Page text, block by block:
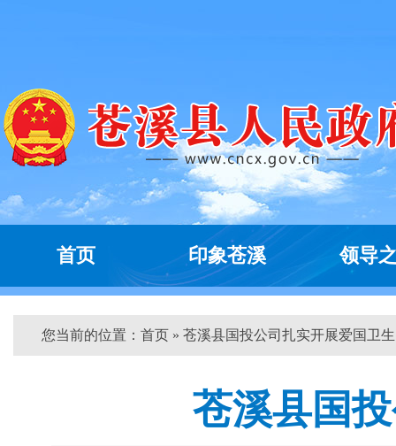
首页 印象苍溪 领导
您当前的位置： 首页 » 苍溪县国投公司扎实开展爱国卫
苍溪县国